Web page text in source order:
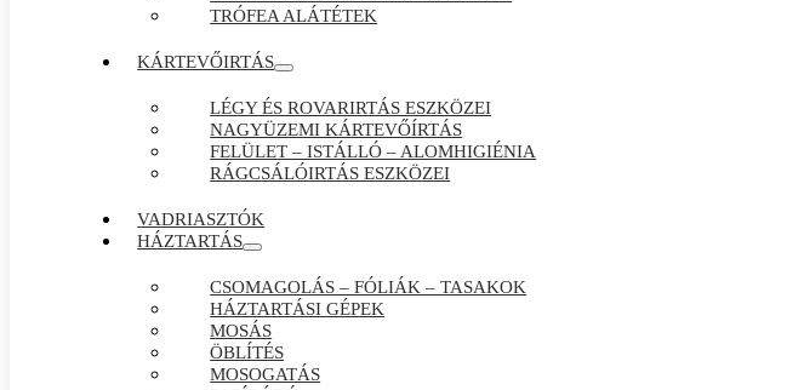
TRÓFEA ALÁTÉTEK
KÁRTEVŐIRTÁS
LÉGY ÉS ROVARIRTÁS ESZKÖZEI
NAGYÜZEMI KÁRTEVŐÍRTÁS
FELÜLET – ISTÁLLÓ – ALOMHIGIÉNIA
RÁGCSÁLÓIRTÁS ESZKÖZEI
VADRIASZTÓK
HÁZTARTÁS
CSOMAGOLÁS – FÓLIÁK – TASAKOK
HÁZTARTÁSI GÉPEK
MOSÁS
ÖBLÍTÉS
MOSOGATÁS